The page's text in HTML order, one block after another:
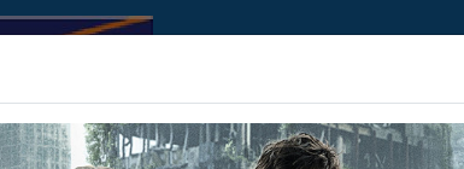
Home | Biglietteria Prossimamente